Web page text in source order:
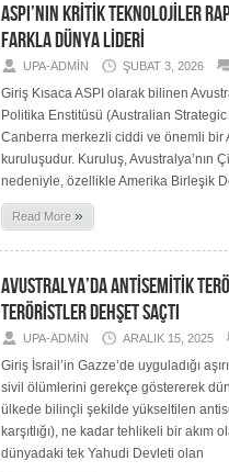
ASPI’NIN KRİTİK TEKNOLOJİLER
FARKLA DÜNYA LİDERİ
UPA-ADMIN ŞUBAT 3, 2026
Giriş Kısaca ASPI olarak bilinen
Politika Enstitüsü (Australian
Canberra merkezli ciddi ve önemli bir
kuruluşudur. Kuruluş, Avustralya’nın
nedeniyle, özellikle Amerika Birleşik
Read More »
AVUSTRALYA’DA ANTİSEMİTİK
TERÖRİSTLER DEHŞET SAÇTI
UPA-ADMIN ARALIK 15, 2025
Giriş İsrail’in Gazze’de uyguladığı
sivil ölümlerini gerekçe göstererek
ülkede bilinçli şekilde yükseltilen
karşıtlığı), ne kadar tehlikeli bir akım
dünyadaki tek Yahudi Devleti olan